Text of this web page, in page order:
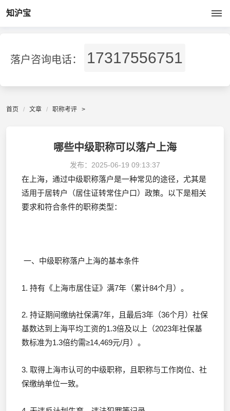
知沪宝
落户咨询电话： 17317556751
首页 文章 职称考评 >
哪些中级职称可以落户上海
发布： 2025-06-19 09:13:37
在上海，通过中级职称落户是一种常见的途径，尤其是
适用于居转户（居住证转常住户口）政策。以下是相关
要求和符合条件的职称类型：
一、中级职称落户上海的基本条件
1. 持有《上海市居住证》满7年（累计84个月）。
2. 持证期间缴纳社保满7年，且最后3年（36个月）社保
基数达到上海平均工资的1.3倍及以上（2023年社保基
数标准为1.3倍约需≥14,469元/月）。
3. 取得上海市认可的中级职称，且职称与工作岗位、社
保缴纳单位一致。